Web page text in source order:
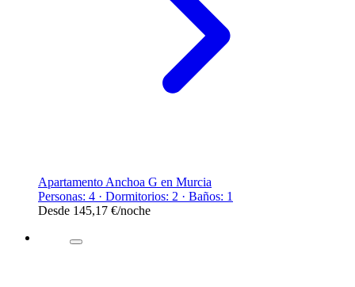
Apartamento Anchoa G en Murcia
Personas: 4 · Dormitorios: 2 · Baños: 1
Desde 145,17 €/noche